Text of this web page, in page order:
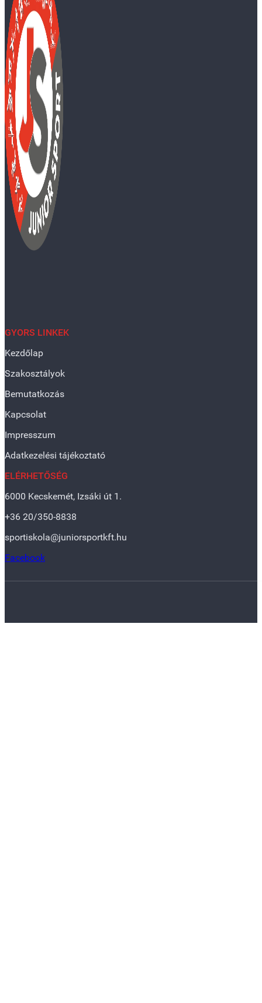
GYORS LINKEK
Kezdőlap
Szakosztályok
Bemutatkozás
Kapcsolat
Impresszum
Adatkezelési tájékoztató
ELÉRHETŐSÉG
6000 Kecskemét, Izsáki út 1.
+36 20/350-8838
sportiskola@juniorsportkft.hu
Facebook